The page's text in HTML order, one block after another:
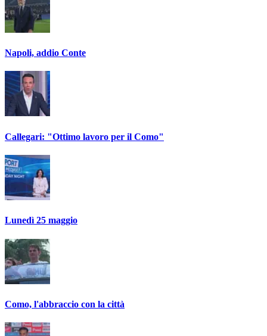
Napoli, addio Conte
Callegari: "Ottimo lavoro per il Como"
Lunedì 25 maggio
Como, l'abbraccio con la città